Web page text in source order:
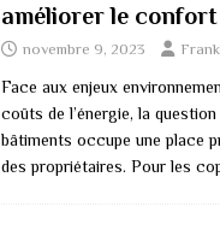
améliorer le confort
novembre 9, 2023
Face aux enjeux
coûts de l’énergie, la
bâtiments occupe une place
des propriétaires. Pour les